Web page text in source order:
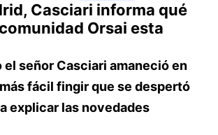
Casciari informa qué
Orsai esta
el señor Casciari amaneció en
fácil fingir que se despertó
explicar las novedades